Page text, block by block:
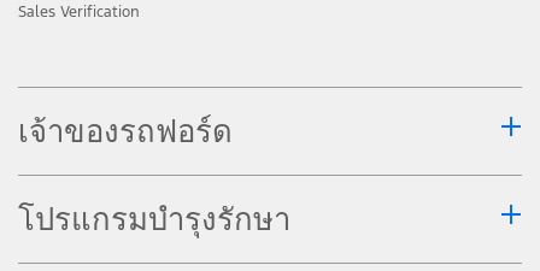
Sales Verification
เจ้าของรถฟอร์ด
โปรแกรมบำรุงรักษา